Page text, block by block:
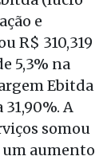
e
R$ 310,319
5,3% na
Ebitda
A
somou
um aumento